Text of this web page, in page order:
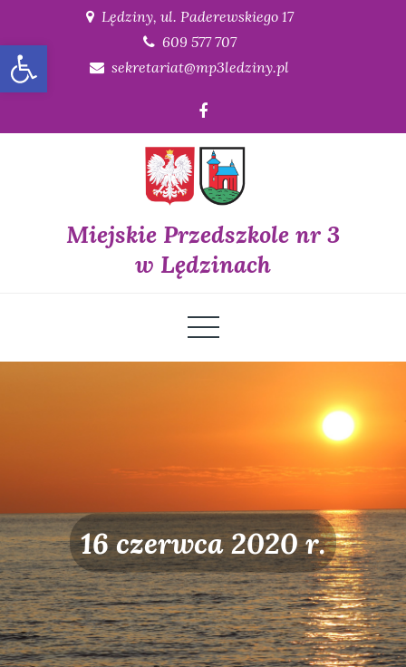
Open toolbar
content
Lędziny, ul. Paderewskiego 17
609 577 707
sekretariat@mp3ledziny.pl
Miejskie Przedszkole nr 3
w Lędzinach
16 czerwca 2020 r.